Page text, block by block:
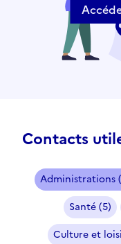
Contacts
Administrations
Santé (5)
Culture et